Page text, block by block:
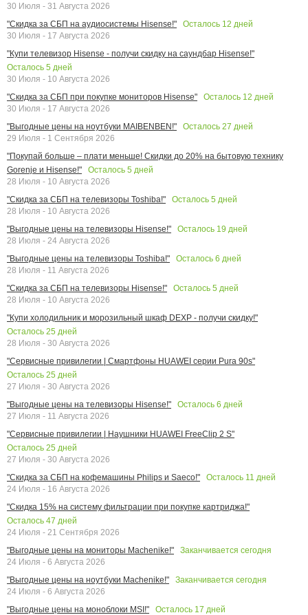
30 Июля - 31 Августа 2026
"Скидка за СБП на аудиосистемы Hisense!"
Осталось 12 дней
30 Июля - 17 Августа 2026
"Купи телевизор Hisense - получи скидку на саундбар Hisense!"
Осталось 5 дней
30 Июля - 10 Августа 2026
"Скидка за СБП при покупке мониторов Hisense"
Осталось 12 дней
30 Июля - 17 Августа 2026
"Выгодные цены на ноутбуки MAIBENBEN!"
Осталось 27 дней
29 Июля - 1 Сентября 2026
"Покупай больше – плати меньше! Скидки до 20% на бытовую технику
Gorenje и Hisense!"
Осталось 5 дней
28 Июля - 10 Августа 2026
"Скидка за СБП на телевизоры Toshiba!"
Осталось 5 дней
28 Июля - 10 Августа 2026
"Выгодные цены на телевизоры Hisense!"
Осталось 19 дней
28 Июля - 24 Августа 2026
"Выгодные цены на телевизоры Toshiba!"
Осталось 6 дней
28 Июля - 11 Августа 2026
"Скидка за СБП на телевизоры Hisense!"
Осталось 5 дней
28 Июля - 10 Августа 2026
"Купи холодильник и морозильный шкаф DEXP - получи скидку!"
Осталось 25 дней
28 Июля - 30 Августа 2026
"Сервисные привилегии | Смартфоны HUAWEI серии Pura 90s"
Осталось 25 дней
27 Июля - 30 Августа 2026
"Выгодные цены на телевизоры Hisense!"
Осталось 6 дней
27 Июля - 11 Августа 2026
"Сервисные привилегии | Наушники HUAWEI FreeClip 2 S"
Осталось 25 дней
27 Июля - 30 Августа 2026
"Скидка за СБП на кофемашины Philips и Saeco!"
Осталось 11 дней
24 Июля - 16 Августа 2026
"Скидка 15% на систему фильтрации при покупке картриджа!"
Осталось 47 дней
24 Июля - 21 Сентября 2026
"Выгодные цены на мониторы Machenike!"
Заканчивается сегодня
24 Июля - 6 Августа 2026
"Выгодные цены на ноутбуки Machenike!"
Заканчивается сегодня
24 Июля - 6 Августа 2026
"Выгодные цены на моноблоки MSI!"
Осталось 17 дней